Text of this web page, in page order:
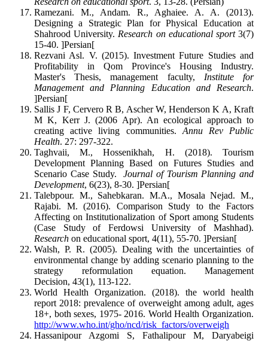
Ramezani. M., Andam. R., Aghaiee. A. A. (2013).
Designing a Strategic Plan for Physical Education at
Shahrood University. Research on educational sport3(7)
15-40. ]Persian[
Rezvani Asl. V. (2015). Investment Future Studies and
Profitability in Qom Province's Housing Industry.
Master's Thesis, management faculty, Institute for
Management and Planning Education and Research.
]Persian[
Sallis J F, Cervero R B, Ascher W, Henderson K A, Kraft
M K, Kerr J. (2006 Apr). An ecological approach to
creating active living communities. Annu Rev Public
Health. 27: 297-322.
Taghvaii, M., Hossenikhah, H. (2018). Tourism
Development Planning Based on Futures Studies and
Scenario Case Study. Journal of Tourism Planning and
Development, 6(23), 8-30. ]Persian[
Talebpour. M., Sahebkaran. M.A., Mosala Nejad. M.,
Rajabi. M. (2016). Comparison Study to the Factors
Affecting on Institutionalization of Sport among Students
(Case Study of Ferdowsi University of Mashhad).
Research on educational sport, 4(11), 55-70. ]Persian[
Walsh, P. R. (2005). Dealing with the uncertainties of
environmental change by adding scenario planning to the
strategy reformulation equation. Management
Decision, 43(1), 113-122.
World Health Organization. (2018). the world health
report 2018: prevalence of overweight among adult, ages
18+, both sexes, 1975- 2016. World Health Organization.
http://www.who.int/gho/ncd/risk_factors/overweigh
Hassanipour Azgomi S, Fathalipour M, Daryabeigi